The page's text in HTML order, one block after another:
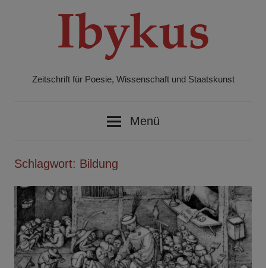
Zeitschrift für Poesie, Wissenschaft und Staatskunst
Menü
Schlagwort: Bildung